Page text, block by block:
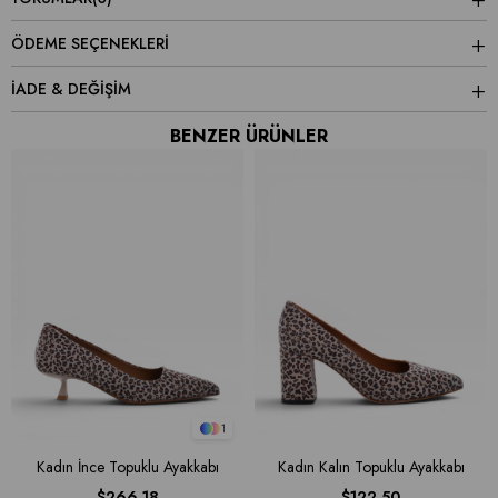
ÖDEME SEÇENEKLERI
İADE & DEĞİŞİM
BENZER ÜRÜNLER
1
Kadın İnce Topuklu Ayakkabı
Kadın Kalın Topuklu Ayakkabı